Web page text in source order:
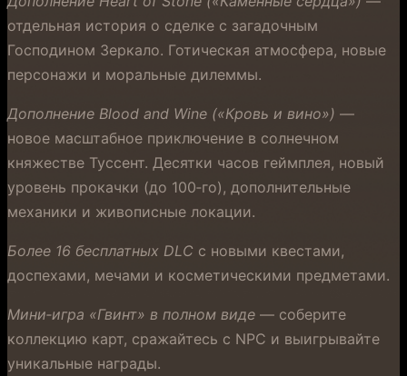
отдельная история о сделке с загадочным
Господином Зеркало. Готическая атмосфера, новые
персонажи и моральные дилеммы.
Дополнение Blood and Wine («Кровь и вино») —
новое масштабное приключение в солнечном
княжестве Туссент. Десятки часов геймплея, новый
уровень прокачки (до 100‑го), дополнительные
механики и живописные локации.
Более 16 бесплатных DLC с новыми квестами,
доспехами, мечами и косметическими предметами.
Мини‑игра «Гвинт» в полном виде — соберите
коллекцию карт, сражайтесь с NPC и выигрывайте
уникальные награды.